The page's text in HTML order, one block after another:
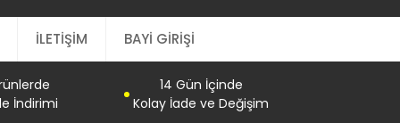
İLETİŞİM BAYİ GİRİŞİ
İndirimi
14 Gün İçinde
Kolay İade ve Değişim